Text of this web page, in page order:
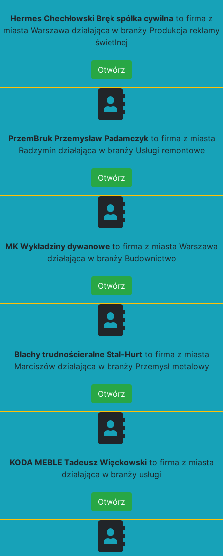
Hermes Chechłowski Bręk spółka cywilna to firma z
miasta Warszawa działająca w branży Produkcja reklamy
świetlnej
Otwórz
PrzemBruk Przemysław Padamczykto firma z miasta
Radzymin działająca w branży Usługi remontowe
Otwórz
MK Wykładziny dywanowe to firma z miasta Warszawa
działająca w branży Budownictwo
Otwórz
Blachy trudnościeralne Stal-Hurtto firma z miasta
Marciszów działająca w branży Przemysł metalowy
Otwórz
KODA MEBLE Tadeusz Więckowskito firma z miasta
działająca w branży usługi
Otwórz